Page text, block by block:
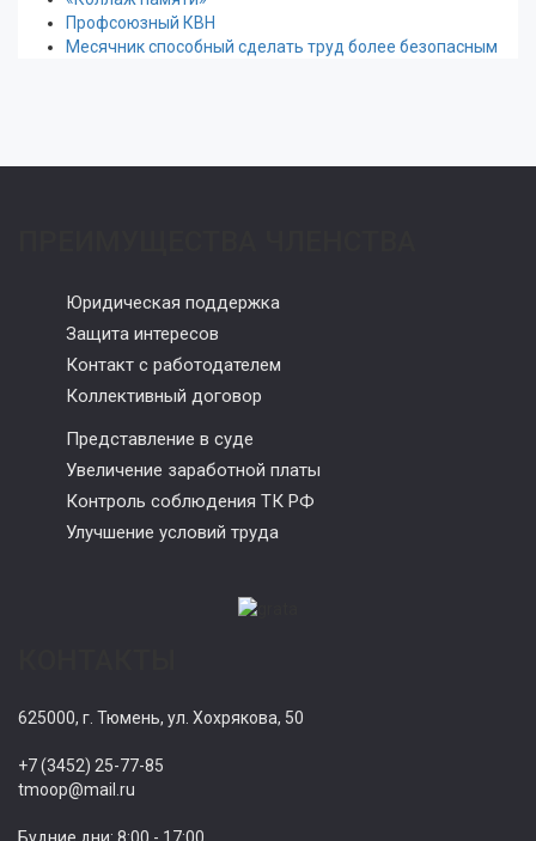
Профсоюзный КВН
Месячник способный сделать труд более безопасным
Юридическая поддержка
Защита интересов
Контакт с работодателем
Коллективный договор
Представление в суде
Увеличение заработной платы
Контроль соблюдения ТК РФ
Улучшение условий труда
625000, г. Тюмень, ул. Хохрякова, 50
+7 (3452) 25-77-85
tmoop@mail.ru